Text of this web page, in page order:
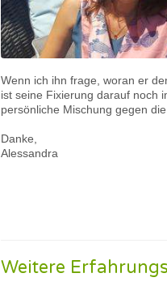
Wenn ich ihn frage, woran er
ist seine Fixierung darauf noch
persönliche Mischung gegen
Danke,
Alessandra
Weitere